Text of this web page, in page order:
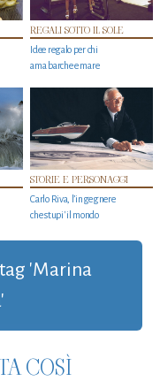
REGALI SOTTO IL SOLE
Idee regalo per chi
ama barche e mare
STORIE E PERSONAGGI
Carlo Riva, l’ingegnere
che stupi' il mondo
'Marina
COSÌ